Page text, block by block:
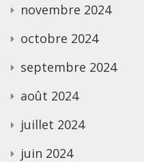
novembre 2024
octobre 2024
septembre 2024
août 2024
juillet 2024
juin 2024